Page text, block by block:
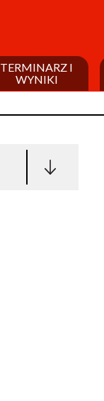
TERMINARZ I
WYNIKI